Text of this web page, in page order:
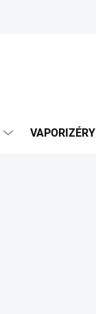
VAPORIZÉRY